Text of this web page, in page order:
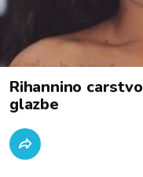
Rihannino
glazbe